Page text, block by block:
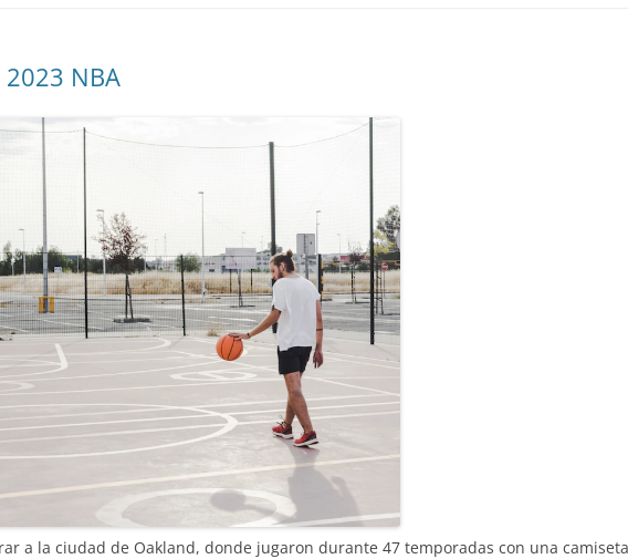
NBA
a la ciudad de Oakland, donde jugaron durante 47 temporadas con una